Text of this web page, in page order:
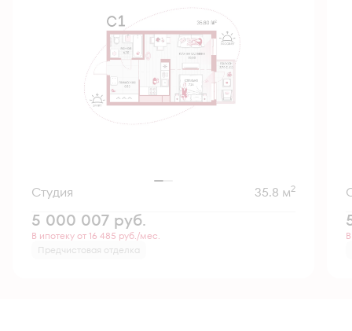
Студия 35.8 м2
5 000 007 руб.
В ипотеку от 16 485 руб./мес.
Предчистовая отделка